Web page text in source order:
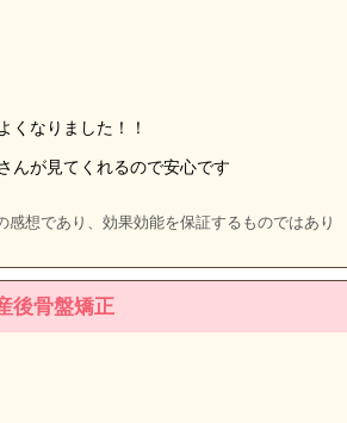
くなりました！！
んが見てくれるので安心です
感想であり、効果効能を保証するものではあり
骨盤矯正